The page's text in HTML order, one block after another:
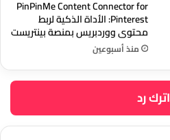
PinPinMe Content Connector for
Pinterest: الأداة الذكية لربط
محتوى ووردبريس بمنصة بينتريست
منذ أسبوعين
اترك رد